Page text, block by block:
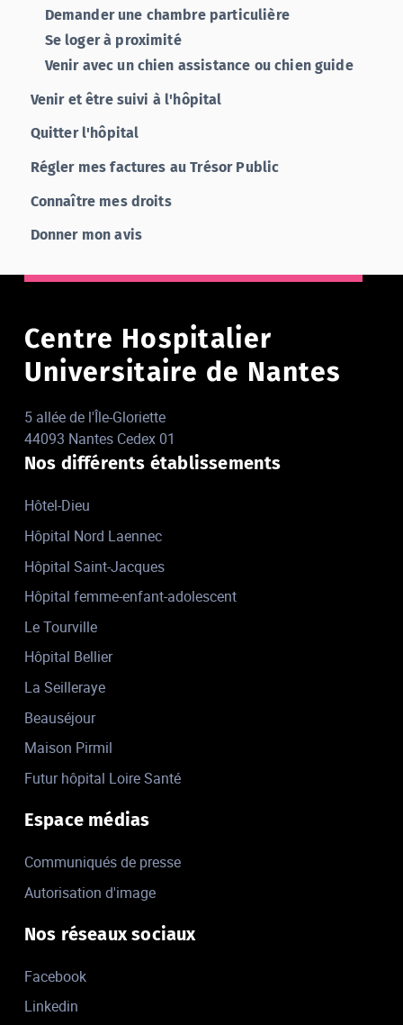
Demander une chambre particulière
Se loger à proximité
Venir avec un chien assistance ou chien guide
Venir et être suivi à l'hôpital
Quitter l'hôpital
Régler mes factures au Trésor Public
Connaître mes droits
Donner mon avis
Centre Hospitalier
Universitaire de Nantes
5 allée de l'Île-Gloriette
44093 Nantes Cedex 01
Nos différents établissements
Hôtel-Dieu
Hôpital Nord Laennec
Hôpital Saint-Jacques
Hôpital femme-enfant-adolescent
Le Tourville
Hôpital Bellier
La Seilleraye
Beauséjour
Maison Pirmil
Futur hôpital Loire Santé
Espace médias
Communiqués de presse
Autorisation d'image
Nos réseaux sociaux
Facebook
Linkedin